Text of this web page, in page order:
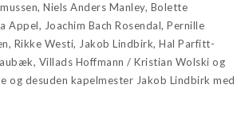
Niels Anders Manley, Bolette
Appel, Joachim Bach Rosendal, Pernille
Rikke Westi, Jakob Lindbirk, Hal Parfitt-
Villads Hoffmann / Kristian Wolski og
og desuden kapelmester Jakob Lindbirk med